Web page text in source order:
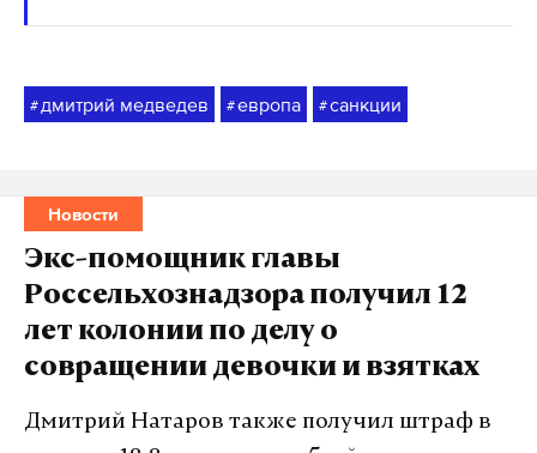
# дмитрий медведев #европа #санкции
Новости
Экс-помощник главы
Россельхознадзора получил 12
лет колонии по делу о
совращении девочки и взятках
Дмитрий Натаров также получил штраф в